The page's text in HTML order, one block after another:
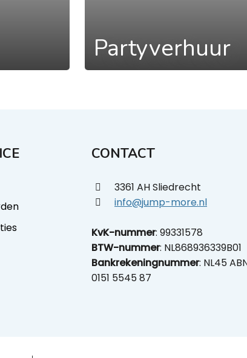
Partyverhuur
CONTACT
3361 AH Sliedrecht
info@jump-more.nl
KvK-nummer: 99331578
BTW-nummer: NL868936339B01
Bankrekeningnummer: NL45
0151 5545 87